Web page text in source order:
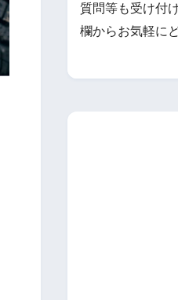
質問等も受け付
欄からお気軽に